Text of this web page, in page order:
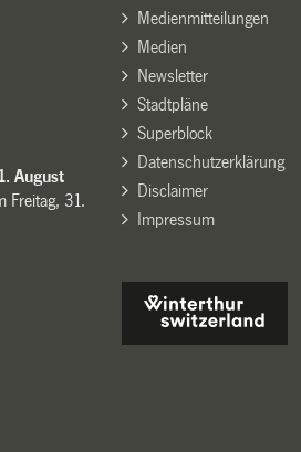
August
Freitag, 31.
Medienmitteilungen
Medien
Newsletter
Stadtpläne
Superblock
Datenschutzerklärung
Disclaimer
Impressum